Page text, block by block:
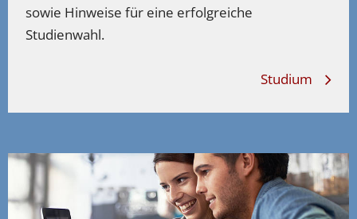
sowie Hinweise für eine erfolgreiche
Studienwahl.
Studium